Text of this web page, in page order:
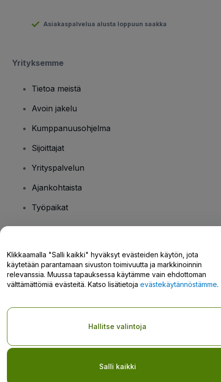
Asiakaspalvelua alusta loppuun saakka
Yrityksemme
Tietoa meistä
Avoin jakelu
Kumppanuusohjelma
Sijoittajat
Yrityspalvelun
Ajankohtaista
Työpaikat
Tukikeskus / Ota meihin yhteyttä
Tekijänoikeus © viagogo GmbH 2026 Yritystiedot
Käyttöehdot
Mobiilitietosuojakäytännön
Klikkaamalla "Salli kaikki" hyväksyt evästeiden käytön, jota
käytetään parantamaan sivuston toimivuutta ja markkinoinnin
relevanssia. Muussa tapauksessa käytämme vain ehdottoman
välttämättömiä evästeitä. Katso lisätietoja evästekäytännöstämme.
Salli kaikki
Hallitse valintoja